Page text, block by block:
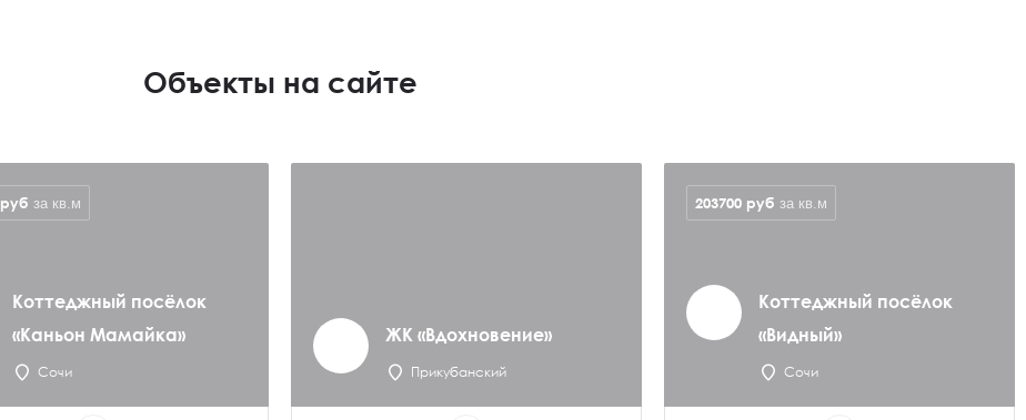
Объекты на сайте
Коттеджный посёлок
«Каньон Мамайка»
Сочи
руб за кв.м
ЖК «Вдохновение»
Прикубанский
Коттеджный посёлок
«Видный»
Сочи
203700 руб за кв.м